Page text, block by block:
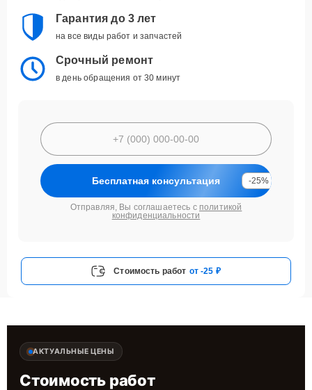
Гарантия до 3 лет
на все виды работ и запчастей
Срочный ремонт
в день обращения от 30 минут
Бесплатная консультация -25%
Отправляя, Вы соглашаетесь с политикой
конфиденциальности
Стоимость работ от -25 ₽
АКТУАЛЬНЫЕ ЦЕНЫ
Стоимость работ